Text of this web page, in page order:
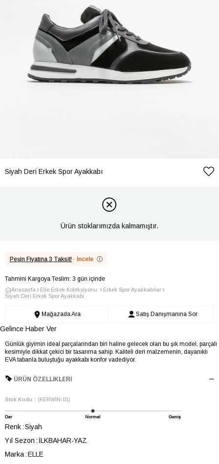
Siyah Deri Erkek Spor Ayakkabı
Ürün stoklarımızda kalmamıştır.
Peşin Fiyatına 3 Taksit! · İncele ⓘ
Tahmini Kargoya Teslim: 3 gün içinde
Anasayfa Elle Erkek Koleksiyonu
Erkek Spor Ayakkabılar
Siyah Deri Erkek Spor Ayakkabı
Mağazada Ara Satış Danışmanına Sor
Gelince Haber Ver
Günlük giyimin ideal parçalarından biri haline gelecek olan bu şık model, parçalı
kesimiyle dikkat çekici bir tasarıma sahip. Kaliteli deri malzemenin, dayanıklı
EVA tabanla buluştuğu ayakkabı konfor vadediyor.
ÜRÜN ÖZELLIKLERI
Stok Kodu (KERWIN-01)
Renk Siyah
Yıl Sezon
İLKBAHAR-YAZ
Marka ELLE